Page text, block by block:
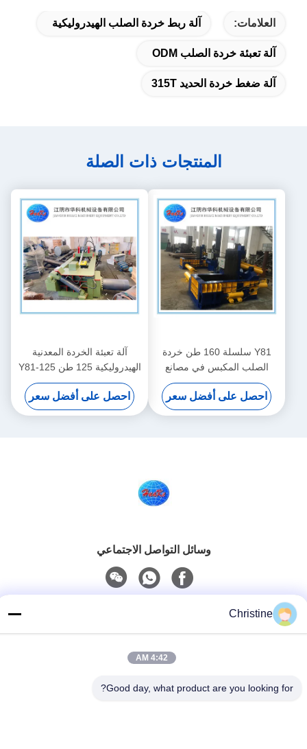
العلامات: آلة ربط خردة الصلب الهيدروليكية
آلة تعبئة خردة الصلب ODM
آلة ضغط خردة الحديد 315T
المنتجات ذات الصلة
Y81 سلسلة 160 طن خردة
الصلب المكبس في مصانع
الصلب
احصل على أفضل سعر
آلة تعبئة الخردة المعدنية
الهيدروليكية 125 طن Y81-125
احصل على أفضل سعر
وسائل التواصل الاجتماعي
الهاتف
بريد إلكتروني
Christine
4:42 AM
Good day, what product are you looking for?